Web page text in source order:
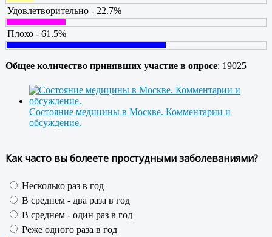
Удовлетворительно - 22.7%
Плохо - 61.5%
Общее количество принявших участие в опросе: 19025
Состояние медицины в Москве. Комментарии и
обсуждение.
Как часто вы болеете простудными заболеваниями?
Несколько раз в год
В среднем - два раза в год
В среднем - один раз в год
Реже одного раза в год